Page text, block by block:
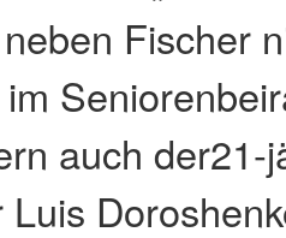
Fischer
auch der21-